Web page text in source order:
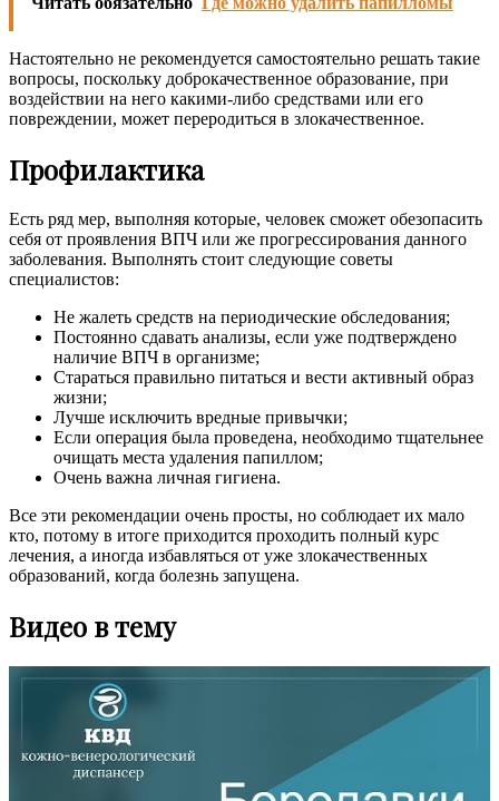
Настоятельно не рекомендуется самостоятельно решать такие
вопросы, поскольку доброкачественное образование, при
воздействии на него какими-либо средствами или его
повреждении, может переродиться в злокачественное.
Профилактика
Есть ряд мер, выполняя которые, человек сможет обезопасить
себя от проявления ВПЧ или же прогрессирования данного
заболевания. Выполнять стоит следующие советы
специалистов:
Не жалеть средств на периодические обследования;
Постоянно сдавать анализы, если уже подтверждено
наличие ВПЧ в организме;
Стараться правильно питаться и вести активный образ
жизни;
Лучше исключить вредные привычки;
Если операция была проведена, необходимо тщательнее
очищать места удаления папиллом;
Очень важна личная гигиена.
Все эти рекомендации очень просты, но соблюдает их мало
кто, потому в итоге приходится проходить полный курс
лечения, а иногда избавляться от уже злокачественных
образований, когда болезнь запущена.
Видео в тему